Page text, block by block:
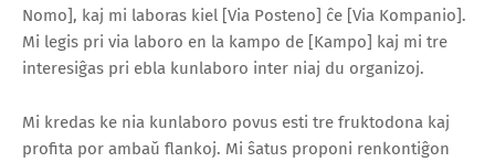
Nomo], kaj mi laboras kiel [Via Posteno] ĉe [Via Kompanio].
Mi legis pri via laboro en la kampo de [Kampo] kaj mi tre
interesiĝas pri ebla kunlaboro inter niaj du organizoj.
Mi kredas ke nia kunlaboro povus esti tre fruktodona kaj
profita por ambaŭ flankoj. Mi ŝatus proponi renkontiĝon